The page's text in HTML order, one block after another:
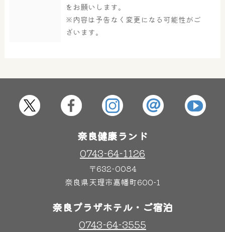
奈良わんぱくランド
はしゃきっズ
ボディケア
をお願いします。
※内容は予告なく変更になる可能性がご
ざいます。
奈良健康ランド
0743-64-1126
〒632-0084
奈良県天理市嘉幡町600-1
奈良プラザホテル・ご宿泊
0743-64-3555